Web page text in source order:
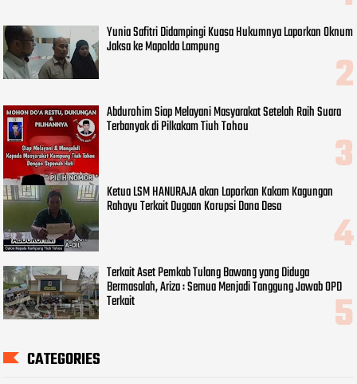
Yunia Safitri Didampingi Kuasa Hukumnya Laporkan Oknum
Jaksa ke Mapolda Lampung
Abdurohim Siap Melayani Masyarakat Setelah Raih Suara
Terbanyak di Pilkakam Tiuh Tohou
Ketua LSM HANURAJA akan Laporkan Kakam Kagungan
Rahayu Terkait Dugaan Korupsi Dana Desa
Terkait Aset Pemkab Tulang Bawang yang Diduga
Bermasalah, Ariza : Semua Menjadi Tanggung Jawab OPD
Terkait
CATEGORIES